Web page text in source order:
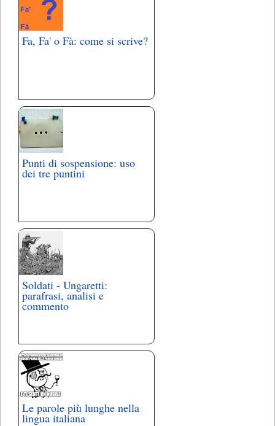
Fa, Fa' o Fà: come si scrive?
Punti di sospensione: uso
dei tre puntini
Soldati - Ungaretti:
parafrasi, analisi e
commento
Le parole più lunghe nella
lingua italiana